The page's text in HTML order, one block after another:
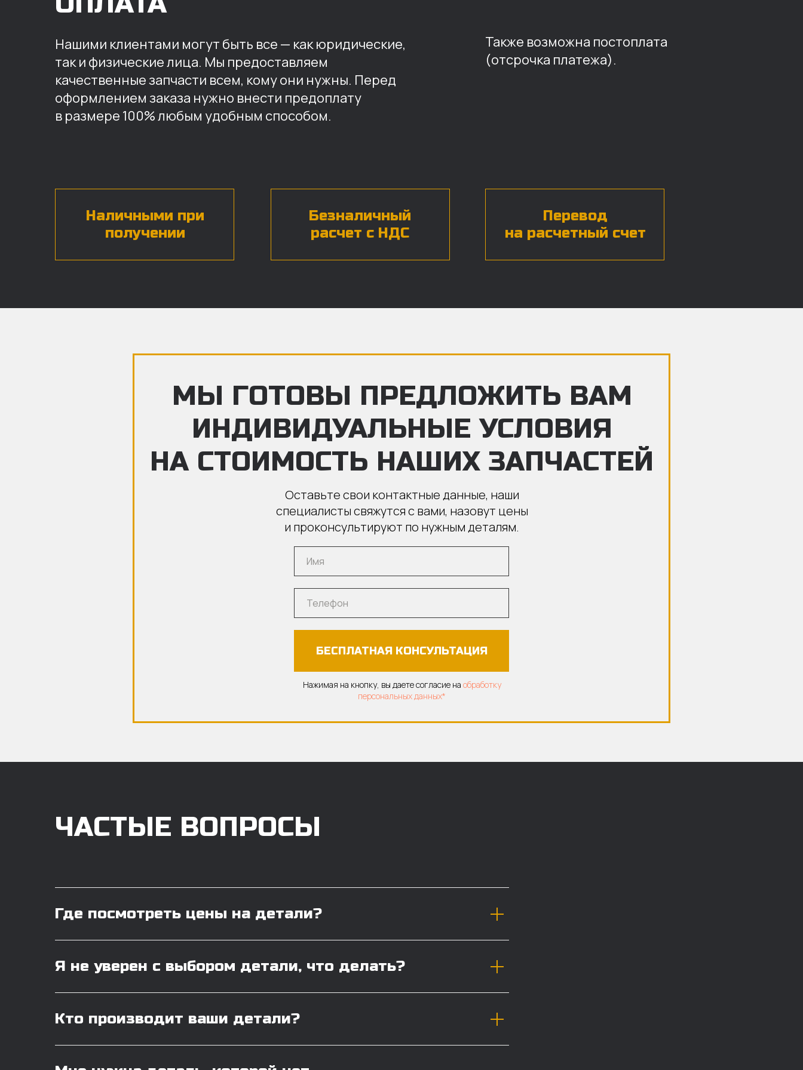
Наличными при
получении
Безналичный
расчет с НДС
Перевод
на расчетный счет
Нашими клиентами могут быть все — как юридические,
так и физические лица. Мы предоставляем
качественные запчасти всем, кому они нужны. Перед
оформлением заказа нужно внести предоплату
в размере 100% любым удобным способом.
Также возможна постоплата
(отсрочка платежа).
МЫ ГОТОВЫ ПРЕДЛОЖИТЬ ВАМ
ИНДИВИДУАЛЬНЫЕ УСЛОВИЯ
НА СТОИМОСТЬ НАШИХ ЗАПЧАСТЕЙ
Оставьте свои контактные данные, наши
специалисты свяжутся с вами, назовут цены
и проконсультируют по нужным деталям.
БЕСПЛАТНАЯ КОНСУЛЬТАЦИЯ
Нажимая на кнопку, вы даете согласие на обработку
персональных данных*
ЧАСТЫЕ ВОПРОСЫ
Где посмотреть цены на детали?
Я не уверен с выбором детали, что делать?
Кто производит ваши детали?